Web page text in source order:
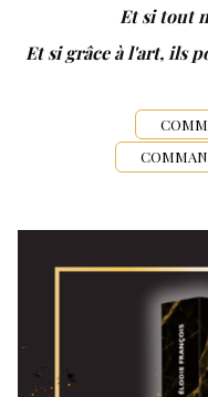
Et si tout
Et si grâce à l'art, ils